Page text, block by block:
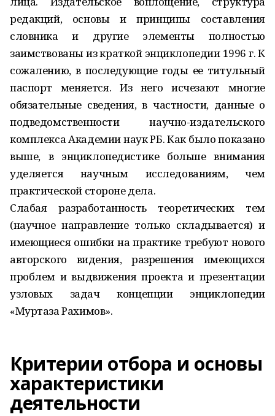
редакций, основы и принципы составления
словника и другие элементы полностью
заимствованы из краткой энциклопедии 1996 г. К
сожалению, в последующие годы ее титульный
паспорт меняется. Из него исчезают многие
обязательные сведения, в частности, данные о
подведомственности научно-издательского
комплекса Академии наук РБ. Как было показано
выше, в энциклопедистике больше внимания
уделяется научным исследованиям, чем
практической стороне дела.
Слабая разработанность теоретических тем
(научное направление только складывается) и
имеющиеся ошибки на практике требуют нового
авторского видения, разрешения имеющихся
проблем и выдвижения проекта и презентации
узловых задач концепции энциклопедии
«Муртаза Рахимов».
Критерии отбора и основы
характеристики
деятельности